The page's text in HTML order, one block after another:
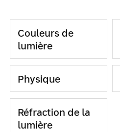
Couleurs de
lumière
Physique
Réfraction de la
lumière